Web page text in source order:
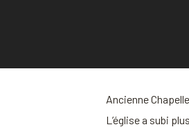
Ancienne
L’église a subi